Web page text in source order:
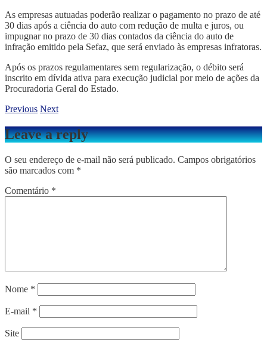
As empresas autuadas poderão realizar o pagamento no prazo de até
30 dias após a ciência do auto com redução de multa e juros, ou
impugnar no prazo de 30 dias contados da ciência do auto de
infração emitido pela Sefaz, que será enviado às empresas infratoras.
Após os prazos regulamentares sem regularização, o débito será
inscrito em dívida ativa para execução judicial por meio de ações da
Procuradoria Geral do Estado.
Previous Next
Leave a reply
O seu endereço de e-mail não será publicado. Campos obrigatórios
são marcados com *
Comentário *
Nome *
E-mail *
Site